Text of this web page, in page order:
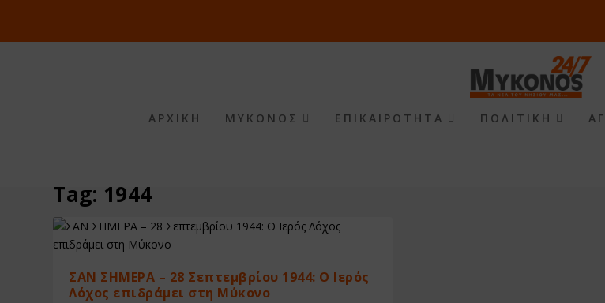
ΑΡΧΙΚΗ ΜΥΚΟΝΟΣ ΕΠΙΚΑΙΡΟΤΗΤΑ ΠΟΛΙΤΙΚΗ
Tag: 1944
ΣΑΝ ΣΗΜΕΡΑ – 28 Σεπτεμβρίου 1944: Ο Ιερός
Λόχος επιδράμει στη Μύκονο